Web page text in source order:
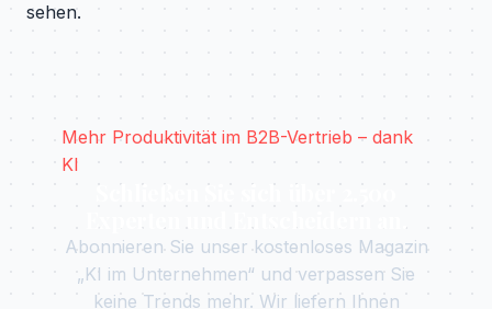
sehen.
Mehr Produktivität im B2B-Vertrieb – dank
KI
Schließen Sie sich über 2.500
Experten und Entscheidern an.
Abonnieren Sie unser kostenloses Magazin
„KI im Unternehmen“ und verpassen Sie
keine Trends mehr. Wir liefern Ihnen